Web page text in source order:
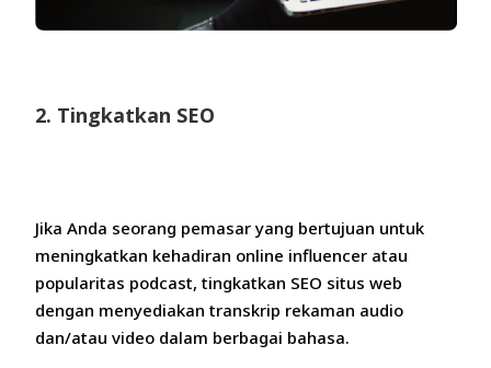
2. Tingkatkan SEO
Jika Anda seorang pemasar yang bertujuan untuk
meningkatkan kehadiran online influencer atau
popularitas podcast, tingkatkan SEO situs web
dengan menyediakan transkrip rekaman audio
dan/atau video dalam berbagai bahasa.